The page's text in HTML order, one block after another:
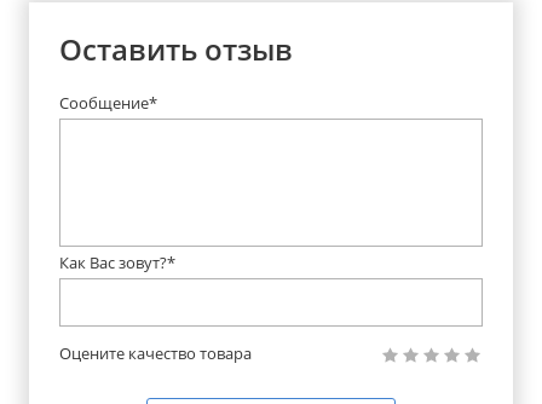
Оставить отзыв
Сообщение*
Как Вас зовут?*
Оцените качество товара